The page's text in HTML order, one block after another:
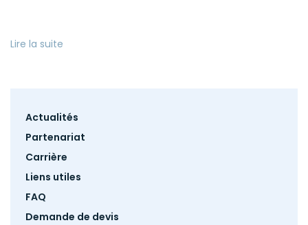
Lire la suite
Footer
Actualités
Partenariat
Carrière
Liens utiles
FAQ
Demande de devis